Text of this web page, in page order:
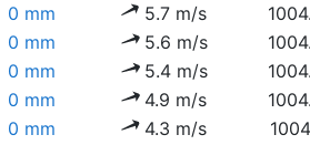
0 mm 5.7 m/s
0 mm 5.6 m/s
0 mm 5.4 m/s
0 mm 4.9 m/s
0 mm 4.3 m/s